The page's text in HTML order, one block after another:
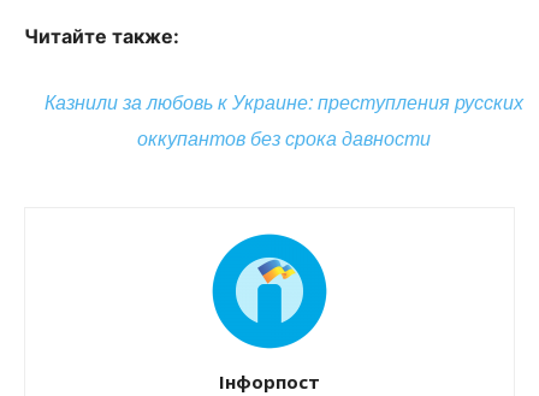
Читайте также:
Казнили за любовь к Украине: преступления русских
оккупантов без срока давности
Інфорпост